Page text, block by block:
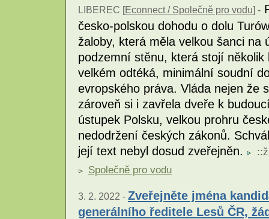
LIBEREC [Econnect / Společně pro vodu] -
česko-polskou dohodu o dolu
žaloby, která měla velkou šanci na
podzemní stěnu, která stojí
velkém odtéká, minimální soudní
evropského práva. Vláda nejen že
zároveň si i zavřela dveře k
ústupek Polsku, velkou prohru
nedodržení českých zákonů.
její text nebyl dosud zveřejněn.
::
Společně pro vodu
3. 2. 2022 - Zveřejněte jména
generálního ředitele Lesů ČR,